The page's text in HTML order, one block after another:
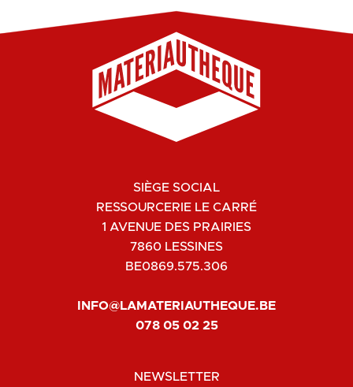
SIÈGE SOCIAL
RESSOURCERIE LE CARRÉ
1 AVENUE DES PRAIRIES
7860 LESSINES
BE0869.575.306
INFO@LAMATERIAUTHEQUE.BE
078 05 02 25
NEWSLETTER